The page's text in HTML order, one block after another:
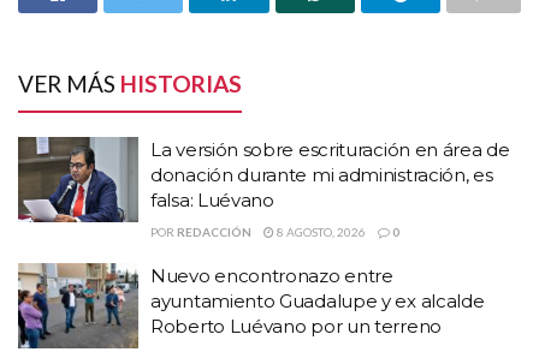
La versión sobre escrituración en área de
Luévano
Nuevo encontronazo entre ayuntamiento
Guadalupe y ex alcalde Roberto Luévano por un
Vuelcan camioneta de la senadora Geovanna
Bañuelos en el que viajaba su equipo de trabajo
VER MÁS HISTORIAS
La versión sobre escrituración en área de
donación durante mi administración, es
falsa: Luévano
POR REDACCIÓN 8 AGOSTO, 2026 0
Nuevo encontronazo entre
ayuntamiento Guadalupe y ex alcalde
Roberto Luévano por un terreno